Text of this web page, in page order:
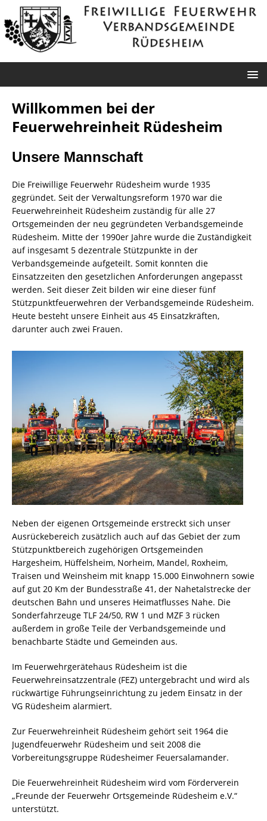
Willkommen bei der
Feuerwehreinheit Rüdesheim
Unsere Mannschaft
Die Freiwillige Feuerwehr Rüdesheim wurde 1935
gegründet. Seit der Verwaltungsreform 1970 war die
Feuerwehreinheit Rüdesheim zuständig für alle 27
Ortsgemeinden der neu gegründeten Verbandsgemeinde
Rüdesheim. Mitte der 1990er Jahre wurde die Zuständigkeit
auf insgesamt 5 dezentrale Stützpunkte in der
Verbandsgemeinde aufgeteilt. Somit konnten die
Einsatzzeiten den gesetzlichen Anforderungen angepasst
werden. Seit dieser Zeit bilden wir eine dieser fünf
Stützpunktfeuerwehren der Verbandsgemeinde Rüdesheim.
Heute besteht unsere Einheit aus 45 Einsatzkräften,
darunter auch zwei Frauen.
Neben der eigenen Ortsgemeinde erstreckt sich unser
Ausrückebereich zusätzlich auch auf das Gebiet der zum
Stützpunktbereich zugehörigen Ortsgemeinden
Hargesheim, Hüffelsheim, Norheim, Mandel, Roxheim,
Traisen und Weinsheim mit knapp 15.000 Einwohnern sowie
auf gut 20 Km der Bundesstraße 41, der Nahetalstrecke der
deutschen Bahn und unseres Heimatflusses Nahe. Die
Sonderfahrzeuge TLF 24/50, RW 1 und MZF 3 rücken
außerdem in große Teile der Verbandsgemeinde und
benachbarte Städte und Gemeinden aus.
Im Feuerwehrgerätehaus Rüdesheim ist die
Feuerwehreinsatzzentrale (FEZ) untergebracht und wird als
rückwärtige Führungseinrichtung zu jedem Einsatz in der
VG Rüdesheim alarmiert.
Zur Feuerwehreinheit Rüdesheim gehört seit 1964 die
Jugendfeuerwehr Rüdesheim und seit 2008 die
Vorbereitungsgruppe Rüdesheimer Feuersalamander.
Die Feuerwehreinheit Rüdesheim wird vom Förderverein
„Freunde der Feuerwehr Ortsgemeinde Rüdesheim e.V.“
unterstützt.